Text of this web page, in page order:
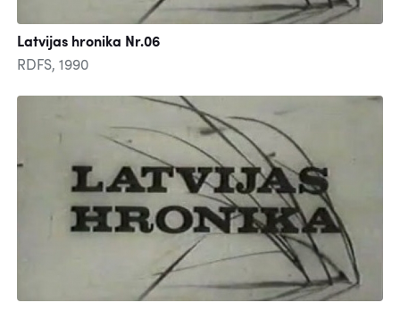
Latvijas hronika Nr.06
RDFS, 1990